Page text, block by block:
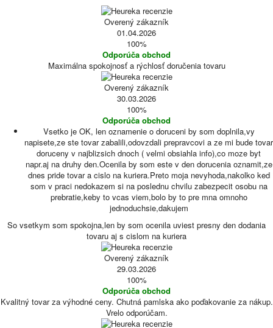
Overený zákazník
01.04.2026
100%
Odporúča obchod
Maximálna spokojnosť a rýchlosť doručenia tovaru
Overený zákazník
30.03.2026
100%
Odporúča obchod
Vsetko je OK, len oznamenie o doruceni by som doplnila,vy
napisete,ze ste tovar zabalili,odovzdali prepravcovi a ze mi bude tovar
doruceny v najblizsich dnoch ( velmi obsiahla info),co moze byt
napr.aj na druhy den.Ocenila by som este v den dorucenia oznamit,ze
dnes pride tovar a cislo na kuriera.Preto moja nevyhoda,nakolko ked
som v praci nedokazem si na poslednu chvilu zabezpecit osobu na
prebratie,keby to vcas viem,bolo by to pre mna omnoho
jednoduchsie,dakujem
So vsetkym som spokojna,len by som ocenila uviest presny den dodania
tovaru aj s cislom na kuriera
Overený zákazník
29.03.2026
100%
Odporúča obchod
Kvalitný tovar za výhodné ceny. Chutná pamlska ako poďakovanie za nákup.
Vrelo odporúčam.